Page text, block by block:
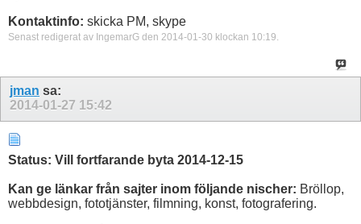
Kontaktinfo: skicka PM, skype
Senast redigerat av IngemarG den 2014-01-30 klockan 10:19.
jman sa:
2014-01-27 15:42
Status: Vill fortfarande byta 2014-12-15
Kan ge länkar från sajter inom följande nischer: Bröllop,
webbdesign, fototjänster, filmning, konst, fotografering.